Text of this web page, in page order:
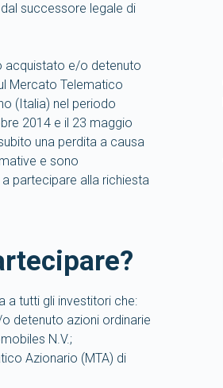
successore legale di
acquistato e/o detenuto
Mercato Telematico
(Italia) nel periodo
2014 e il 23 maggio
una perdita a causa
e sono
partecipare alla richiesta
a tutti gli investitori che:
detenuto azioni ordinarie
N.V.;
Azionario (MTA) di